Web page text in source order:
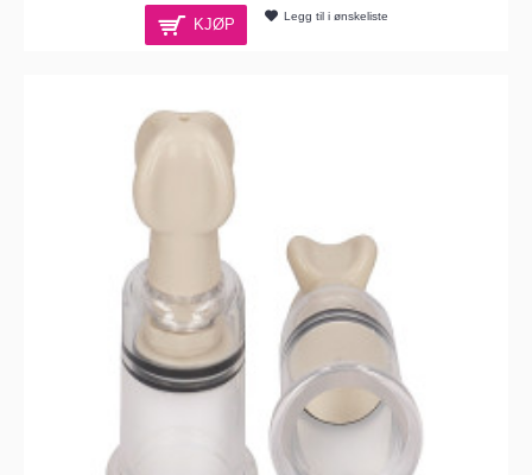
KJØP Legg til i ønskeliste